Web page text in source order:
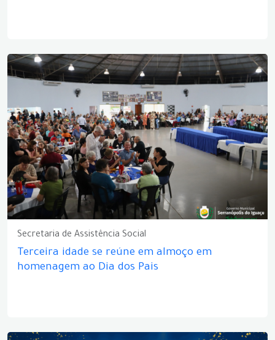
Secretaria de Assistência Social
Terceira idade se reúne em almoço em
homenagem ao Dia dos Pais